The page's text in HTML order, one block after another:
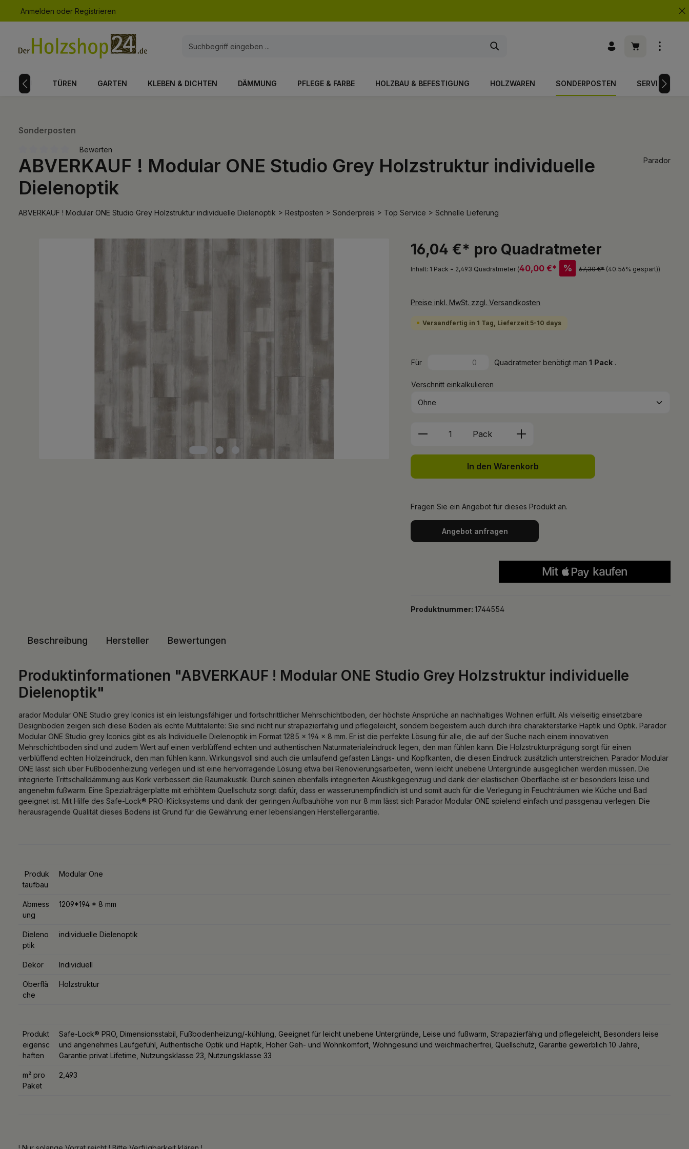
Zur Hauptnavigation springen
Anmelden oder Registrieren
Warenkorb
TÜREN GARTEN KLEBEN & DICHTEN DÄMMUNG PFLEGE & FARBE HOLZBAU & BEFESTIGUNG HOLZWAREN SONDERPOSTEN SERVICE
Sonderposten
Durchschnittliche Bewertung von 0 von 5 Sternen
Bewerten
ABVERKAUF ! Modular ONE Studio Grey Holzstruktur individuelle
Dielenoptik
Parador
ABVERKAUF ! Modular ONE Studio Grey Holzstruktur individuelle Dielenoptik > Restposten > Sonderpreis > Top Service > Schnelle Lieferung
16,04 €* pro Quadratmeter
Inhalt: 1 Pack = 2,493 Quadratmeter (40,00 €* % 67,30 €* (40.56% gespart))
Preise inkl. MwSt. zzgl. Versandkosten
Versandfertig in 1 Tag, Lieferzeit 5-10 days
Für Quadratmeter benötigt man1 Pack .
Verschnitt einkalkulieren
Produkt Anzahl: Gib den gewünschten Wert
Pack
In den Warenkorb
Fragen Sie ein Angebot für dieses Produkt an.
Angebot anfragen
Produktnummer:1744554
Beschreibung Hersteller Bewertungen
Produktinformationen "ABVERKAUF ! Modular ONE Studio Grey Holzstruktur individuelle
Dielenoptik"
arador Modular ONE Studio grey Iconics ist ein leistungsfähiger und fortschrittlicher Mehrschichtboden, der höchste Ansprüche an nachhaltiges Wohnen erfüllt. Als vielseitig einsetzbare
Designböden zeigen sich diese Böden als echte Multitalente: Sie sind nicht nur strapazierfähig und pflegeleicht, sondern begeistern auch durch ihre charakterstarke Haptik und Optik. Parador
Modular ONE Studio grey Iconics gibt es als Individuelle Dielenoptik im Format 1285 x 194 x 8 mm. Er ist die perfekte Lösung für alle, die auf der Suche nach einem innovativen
Mehrschichtboden sind und zudem Wert auf einen verblüffend echten und authentischen Naturmaterialeindruck legen, den man fühlen kann. Die Holzstrukturprägung sorgt für einen
verblüffend echten Holzeindruck, den man fühlen kann. Wirkungsvoll sind auch die umlaufend gefasten Längs- und Kopfkanten, die diesen Eindruck zusätzlich unterstreichen. Parador Modular
ONE lässt sich über Fußbodenheizung verlegen und ist eine hervorragende Lösung etwa bei Renovierungsarbeiten, wenn leicht unebene Untergründe ausgeglichen werden müssen. Die
integrierte Trittschalldämmung aus Kork verbessert die Raumakustik. Durch seinen ebenfalls integrierten Akustikgegenzug und dank der elastischen Oberfläche ist er besonders leise und
angenehm fußwarm. Eine Spezialträgerplatte mit erhöhtem Quellschutz sorgt dafür, dass er wasserunempfindlich ist und somit auch für die Verlegung in Feuchträumen wie Küche und Bad
geeignet ist. Mit Hilfe des Safe-Lock® PRO-Klicksystems und dank der geringen Aufbauhöhe von nur 8 mm lässt sich Parador Modular ONE spielend einfach und passgenau verlegen. Die
herausragende Qualität dieses Bodens ist Grund für die Gewährung einer lebenslangen Herstellergarantie.
Produk
taufbau
Modular One
Abmess
ung
1209*194 * 8 mm
Dieleno
ptik
individuelle Dielenoptik
Dekor Individuell
Oberflä
che
Holzstruktur
Produkt
eigensc
haften
Safe-Lock® PRO, Dimensionsstabil, Fußbodenheizung/-kühlung, Geeignet für leicht unebene Untergründe, Leise und fußwarm, Strapazierfähig und pflegeleicht, Besonders leise
und angenehmes Laufgefühl, Authentische Optik und Haptik, Hoher Geh- und Wohnkomfort, Wohngesund und weichmacherfrei, Quellschutz, Garantie gewerblich 10 Jahre,
Garantie privat Lifetime, Nutzungsklasse 23, Nutzungsklasse 33
m² pro
Paket
2,493